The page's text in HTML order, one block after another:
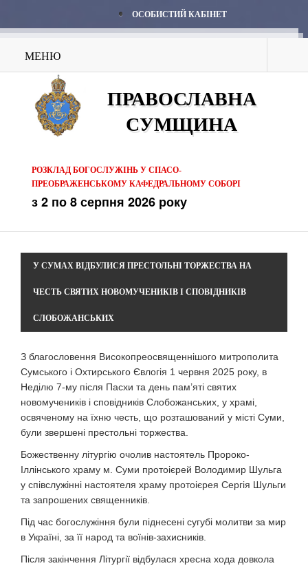
ОСОБИСТИЙ КАБІНЕТ
МЕНЮ
ПРАВОСЛАВНА
СУМЩИНА
РОЗКЛАД БОГОСЛУЖІНЬ У СПАСО-
ПРЕОБРАЖЕНСЬКОМУ КАФЕДРАЛЬНОМУ СОБОРІ
з 2 по 8 серпня 2026 року
У СУМАХ ВІДБУЛИСЯ ПРЕСТОЛЬНІ ТОРЖЕСТВА НА
ЧЕСТЬ СВЯТИХ НОВОМУЧЕНИКІВ І СПОВІДНИКІВ
СЛОБОЖАНСЬКИХ
З благословення Високопреосвященнішого митрополита
Сумського і Охтирського Євлогія 1 червня 2025 року, в
Неділю 7-му після Пасхи та день пам’яті святих
новомучеників і сповідників Слобожанських, у храмі,
освяченому на їхню честь, що розташований у місті Суми,
були звершені престольні торжества.
Божественну літургію очолив настоятель Пророко-
Іллінського храму м. Суми протоієрей Володимир Шульга
у співслужінні настоятеля храму протоієрея Сергія Шульги
та запрошених священників.
Під час богослужіння були піднесені сугубі молитви за мир
в Україні, за її народ та воїнів-захисників.
Після закінчення Літургії відбулася хресна хода довкола